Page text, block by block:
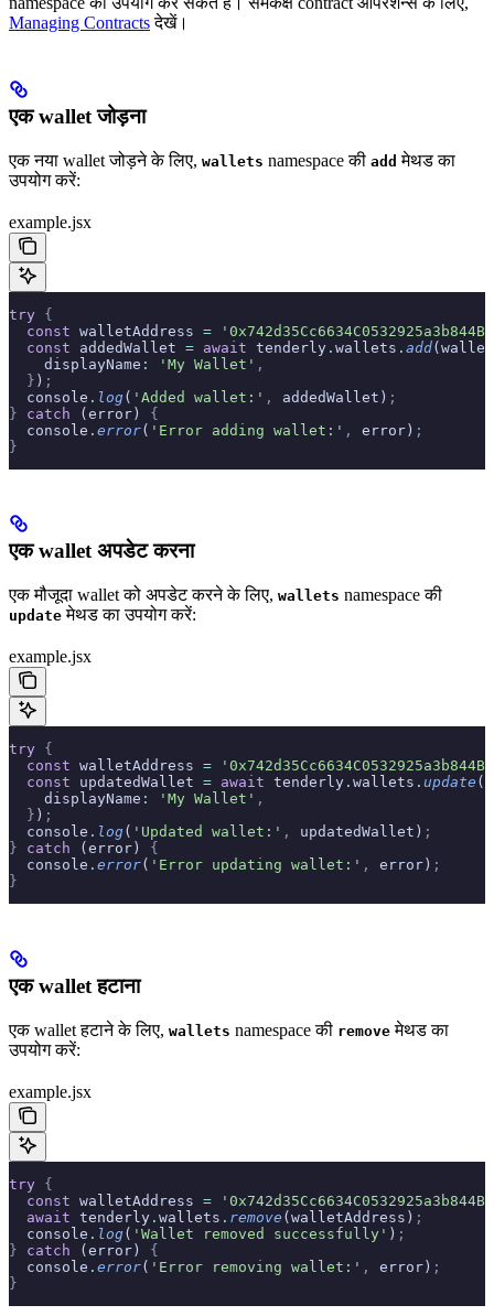
Managing Contractsदेखें।
एक wallet जोड़ना
एक नया wallet जोड़ने के लिए, wallets namespace की add मेथड का
उपयोग करें:
example.jsx
try {
  const
walletAddress =
  const
addedWallet = await tenderly . wallets . add
    displayName
: 'My Wallet' ,
  }
) ;
  console
. log( 'Added wallet:' , addedWallet) ;
} catch (error) {
  console
. error( 'Error adding wallet:' , error) ;
}
एक wallet अपडेट करना
एक मौजूदा wallet को अपडेट करने के लिए, wallets namespace की
update मेथड का उपयोग करें:
example.jsx
try {
  const
walletAddress =
  const
updatedWallet = await tenderly . wallets . update
    displayName
: 'My Wallet' ,
  }
) ;
  console
. log( 'Updated wallet:' , updatedWallet) ;
} catch (error) {
  console
. error( 'Error updating wallet:' , error) ;
}
एक wallet हटाना
एक wallet हटाने के लिए, wallets namespace की remove मेथड का
उपयोग करें:
example.jsx
try {
  const
walletAddress =
  await
tenderly . wallets . remove (walletAddress) ;
  console
. log( 'Wallet removed successfully' ) ;
} catch (error) {
  console
. error( 'Error removing wallet:' , error) ;
}